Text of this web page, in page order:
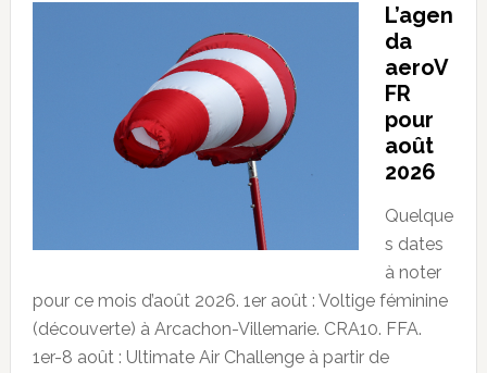
L’agen
da
aeroV
FR
pour
août
2026
Quelque
s dates
à noter
pour ce mois d’août 2026. 1er août : Voltige féminine
(découverte) à Arcachon-Villemarie. CRA10. FFA.
1er-8 août : Ultimate Air Challenge à partir de